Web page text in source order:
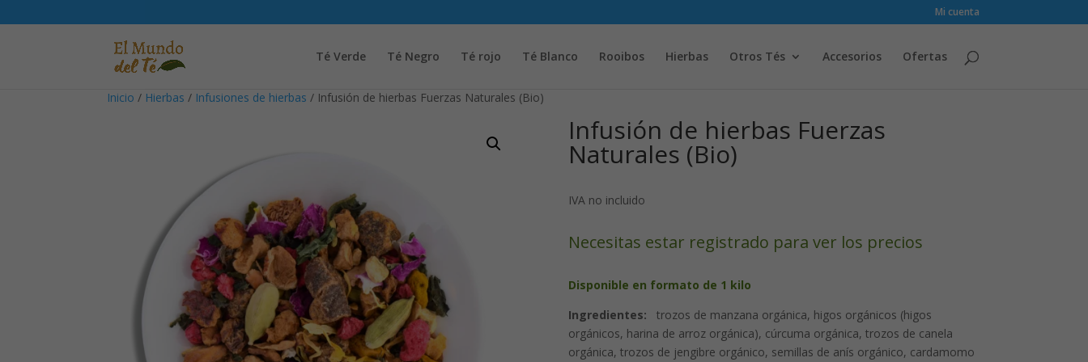
Mi cuenta
Té Verde Té Negro Té rojo Té Blanco Rooibos Hierbas Otros Tés Accesorios Ofertas
Inicio / Hierbas / Infusiones de hierbas / Infusión de hierbas Fuerzas Naturales (Bio)
Infusión de hierbas Fuerzas
Naturales (Bio)
IVA no incluido
Necesitas estar registrado para ver los precios
Disponible en formato de 1 kilo
Ingredientes:
trozos de manzana orgánica, higos orgánicos (higos
orgánicos, harina de arroz orgánica), cúrcuma orgánica, trozos de canela
orgánica, trozos de jengibre orgánico, semillas de anís orgánico, cardamomo